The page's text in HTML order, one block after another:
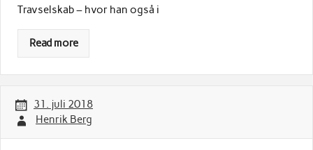
Travselskab – hvor han også i
Read more
31. juli 2018
Henrik Berg